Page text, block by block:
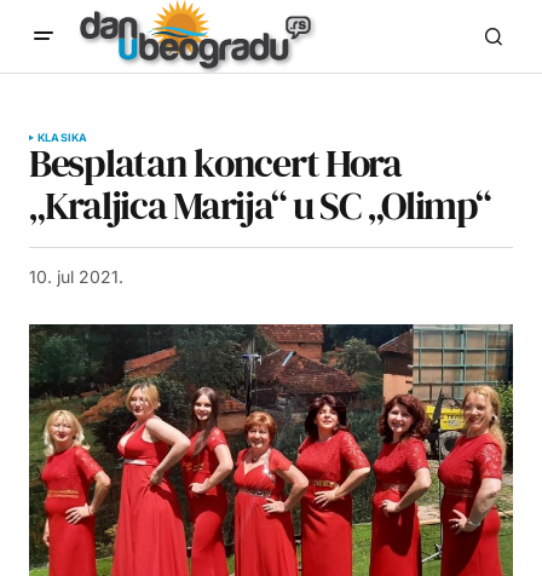
KLASIKA
Besplatan koncert Hora
„Kraljica Marija“ u SC „Olimp“
10. jul 2021.